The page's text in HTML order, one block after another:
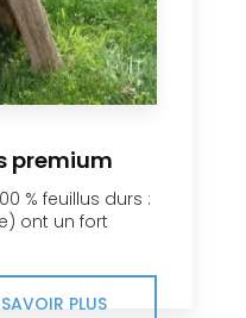
premium
% feuillus durs :
ont un fort
PLUS